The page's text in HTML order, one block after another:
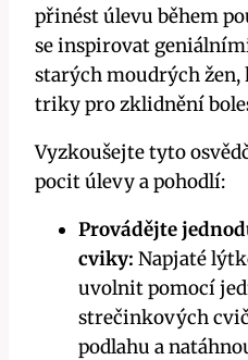
přinést úlevu během
se inspirovat
starých moudrých
triky pro zklidnění
Vyzkoušejte ⁤tyto
pocit úlevy ⁢a pohodlí:
Provádějte
cviky: ⁤Napjaté
uvolnit​ pomocí
strečinkových
podlahu a